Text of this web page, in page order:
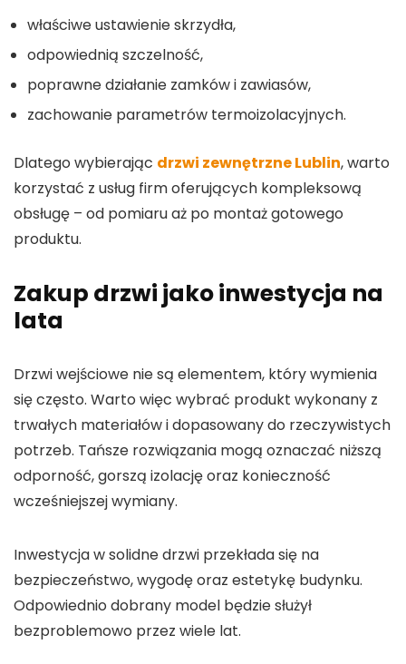
właściwe ustawienie skrzydła,
odpowiednią szczelność,
poprawne działanie zamków i zawiasów,
zachowanie parametrów termoizolacyjnych.
Dlatego wybierając drzwi zewnętrzne Lublin, warto
korzystać z usług firm oferujących kompleksową
obsługę – od pomiaru aż po montaż gotowego
produktu.
Zakup drzwi jako inwestycja na
lata
Drzwi wejściowe nie są elementem, który wymienia
się często. Warto więc wybrać produkt wykonany z
trwałych materiałów i dopasowany do rzeczywistych
potrzeb. Tańsze rozwiązania mogą oznaczać niższą
odporność, gorszą izolację oraz konieczność
wcześniejszej wymiany.
Inwestycja w solidne drzwi przekłada się na
bezpieczeństwo, wygodę oraz estetykę budynku.
Odpowiednio dobrany model będzie służył
bezproblemowo przez wiele lat.